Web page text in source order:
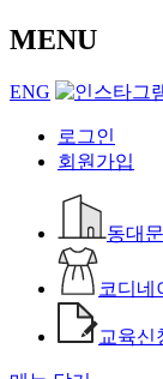
MENU
ENG
로그인
회원가입
동대
코디네
교육신